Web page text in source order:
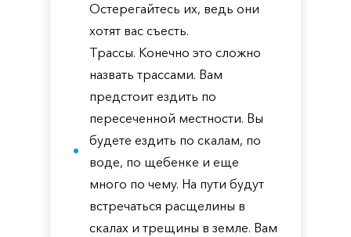
Остерегайтесь их, ведь они
хотят вас съесть.
Трассы. Конечно это сложно
назвать трассами. Вам
предстоит ездить по
пересеченной местности. Вы
будете ездить по скалам, по
воде, по щебенке и еще
много по чему. На пути будут
встречаться расщелины в
скалах и трещины в земле. Вам